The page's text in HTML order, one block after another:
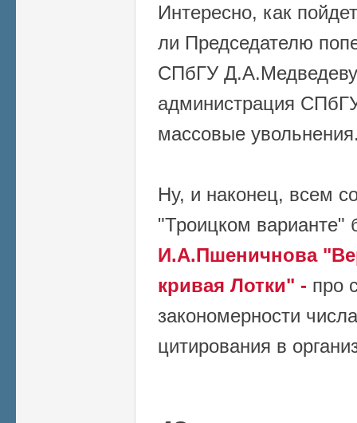
Интересно, как
ли Председателю
СПбГУ Д.А.Медведеву
администрация
массовые
Ну, и наконец, всем
"Троицком варианте"
И.А.Пшеничнова
кривая Лотки" - про
закономерности
цитирования в